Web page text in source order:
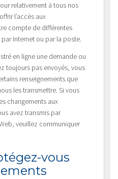
relativement à tous nos
l’accès aux
compte de différentes
Internet ou par la poste.
en ligne une demande ou
toujours pas envoyés, vous
renseignements que
les transmettre. Si vous
changements aux
avez transmis par
veuillez communiquer
vous